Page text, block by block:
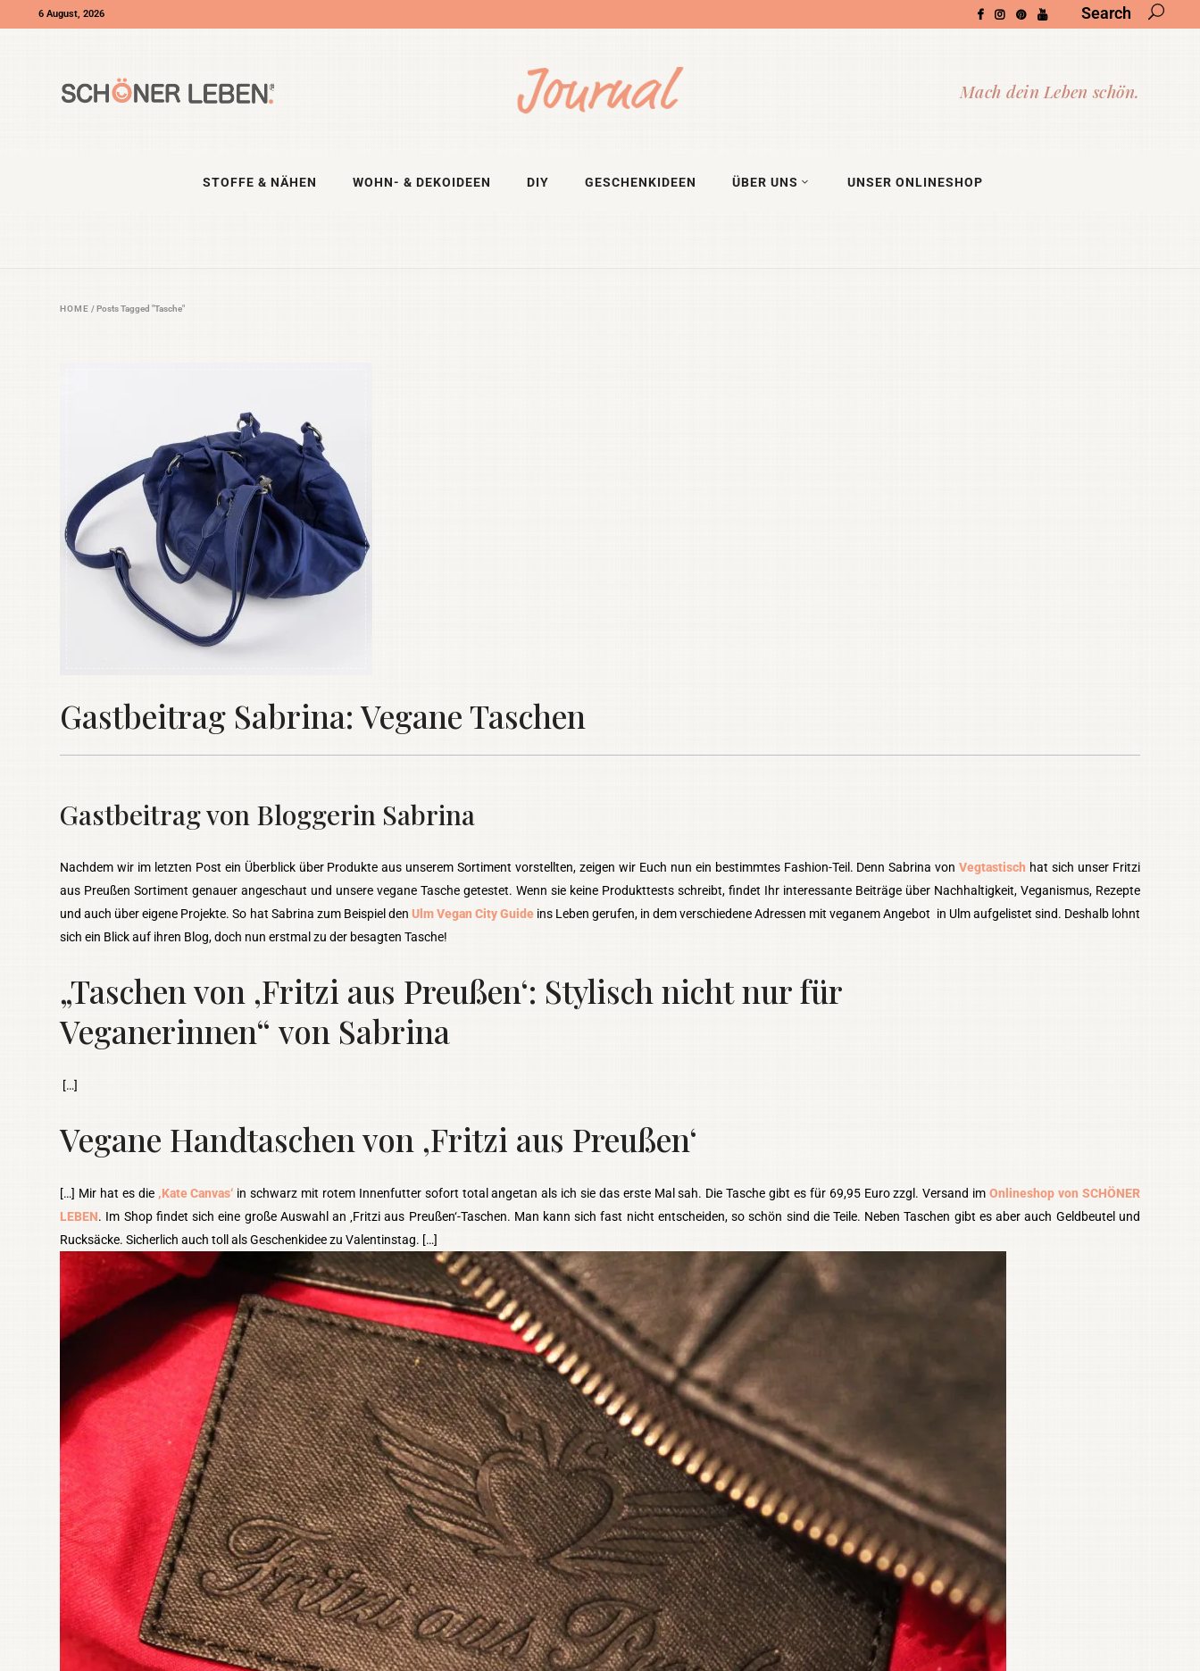
6 August, 2026 Search
STOFFE & NÄHEN WOHN- & DEKOIDEEN DIY GESCHENKIDEEN ÜBER UNS UNSER ONLINESHOP
HOME /Posts Tagged "Tasche"
Gastbeitrag Sabrina: Vegane Taschen
Gastbeitrag von Bloggerin Sabrina
Nachdem wir im letzten Post ein Überblick über Produkte aus unserem Sortiment vorstellten, zeigen wir Euch nun ein bestimmtes Fashion-Teil. Denn Sabrina vonVegtastisch hat sich unser Fritzi
aus Preußen Sortiment genauer angeschaut und unsere vegane Tasche getestet. Wenn sie keine Produkttests schreibt, findet Ihr interessante Beiträge über Nachhaltigkeit, Veganismus, Rezepte
und auch über eigene Projekte. So hat Sabrina zum Beispiel den Ulm Vegan City Guideins Leben gerufen, in dem verschiedene Adressen mit veganem Angebot in Ulm aufgelistet sind. Deshalb lohnt
sich ein Blick auf ihren Blog, doch nun erstmal zu der besagten Tasche!
„Taschen von ,Fritzi aus Preußen‘: Stylisch nicht nur für
Veganerinnen“ von Sabrina
[…]
Vegane Handtaschen von ‚Fritzi aus Preußen‘
[…] Mir hat es die ‚Kate Canvas‘ in schwarz mit rotem Innenfutter sofort total angetan als ich sie das erste Mal sah. Die Tasche gibt es für 69,95 Euro zzgl. Versand imOnlineshop von SCHÖNER
LEBEN. Im Shop findet sich eine große Auswahl an ‚Fritzi aus Preußen‘-Taschen. Man kann sich fast nicht entscheiden, so schön sind die Teile. Neben Taschen gibt es aber auch Geldbeutel und
Rucksäcke. Sicherlich auch toll als Geschenkidee zu Valentinstag. […]